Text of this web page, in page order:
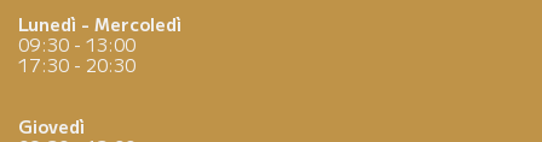
Lunedì - Mercoledì
09:30 - 13:00
17:30 - 20:30
Giovedì